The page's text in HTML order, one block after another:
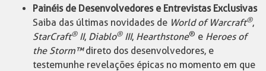
Painéis de Desenvolvedores e Entrevistas Exclusivas
Saiba das últimas novidades de World of Warcraft®,
StarCraft®II, Diablo®III, Hearthstone® e Heroes of
the Storm™direto dos desenvolvedores, e
testemunhe revelações épicas no momento em que